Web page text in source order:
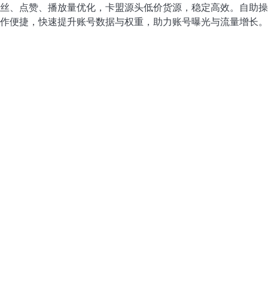
丝、点赞、播放量优化，卡盟源头低价货源，稳定高效。自助操
作便捷，快速提升账号数据与权重，助力账号曝光与流量增长。